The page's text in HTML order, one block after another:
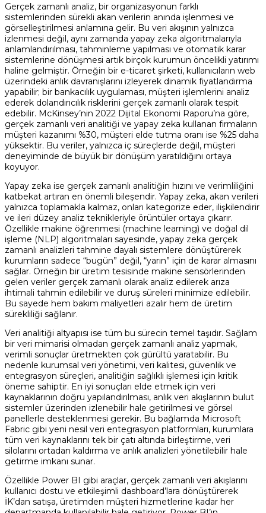
Gerçek zamanlı analiz, bir organizasyonun farklı
sistemlerinden sürekli akan verilerin anında işlenmesi ve
görselleştirilmesi anlamına gelir. Bu veri akışının yalnızca
izlenmesi değil, aynı zamanda yapay zeka algoritmalarıyla
anlamlandırılması, tahminleme yapılması ve otomatik karar
sistemlerine dönüşmesi artık birçok kurumun öncelikli yatırımı
haline gelmiştir. Örneğin bir e-ticaret şirketi, kullanıcıların web
üzerindeki anlık davranışlarını izleyerek dinamik fiyatlandırma
yapabilir; bir bankacılık uygulaması, müşteri işlemlerini analiz
ederek dolandırıcılık risklerini gerçek zamanlı olarak tespit
edebilir. McKinsey’nin 2022 Dijital Ekonomi Raporu’na göre,
gerçek zamanlı veri analitiği ve yapay zeka kullanan firmaların
müşteri kazanımı %30, müşteri elde tutma oranı ise %25 daha
yüksektir. Bu veriler, yalnızca iç süreçlerde değil, müşteri
deneyiminde de büyük bir dönüşüm yaratıldığını ortaya
koyuyor.
Yapay zeka ise gerçek zamanlı analitiğin hızını ve verimliliğini
katbekat artıran en önemli bileşendir. Yapay zeka, akan verileri
yalnızca toplamakla kalmaz, onları kategorize eder, ilişkilendirir
ve ileri düzey analiz teknikleriyle örüntüler ortaya çıkarır.
Özellikle makine öğrenmesi (machine learning) ve doğal dil
işleme (NLP) algoritmaları sayesinde, yapay zeka gerçek
zamanlı analizleri tahmine dayalı sistemlere dönüştürerek
kurumların sadece “bugün” değil, “yarın” için de karar almasını
sağlar. Örneğin bir üretim tesisinde makine sensörlerinden
gelen veriler gerçek zamanlı olarak analiz edilerek arıza
ihtimali tahmin edilebilir ve duruş süreleri minimize edilebilir.
Bu sayede hem bakım maliyetleri azalır hem de üretim
sürekliliği sağlanır.
Veri analitiği altyapısı ise tüm bu sürecin temel taşıdır. Sağlam
bir veri mimarisi olmadan gerçek zamanlı analiz yapmak,
verimli sonuçlar üretmekten çok gürültü yaratabilir. Bu
nedenle kurumsal veri yönetimi, veri kalitesi, güvenlik ve
entegrasyon süreçleri, analitiğin sağlıklı işlemesi için kritik
öneme sahiptir. En iyi sonuçları elde etmek için veri
kaynaklarının doğru yapılandırılması, anlık veri akışlarının bulut
sistemler üzerinden izlenebilir hale getirilmesi ve görsel
panellerle desteklenmesi gerekir. Bu bağlamda Microsoft
Fabric gibi yeni nesil veri entegrasyon platformları, kurumlara
tüm veri kaynaklarını tek bir çatı altında birleştirme, veri
silolarını ortadan kaldırma ve anlık analizleri yönetilebilir hale
getirme imkanı sunar.
Özellikle Power BI gibi araçlar, gerçek zamanlı veri akışlarını
kullanıcı dostu ve etkileşimli dashboard’lara dönüştürerek
İK’dan satışa, üretimden müşteri hizmetlerine kadar her
Ensight Assistant
Online